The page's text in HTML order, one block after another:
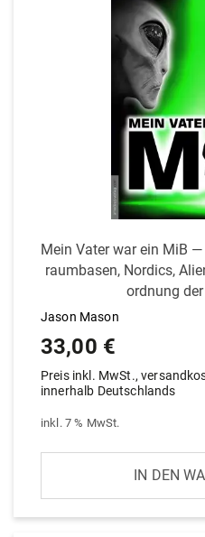
Mein Vater war ein MiB
raum­basen, Nordics,
ordnung
Jason Mason
33,00 €
Preis inkl. MwSt.,
innerhalb Deutschlands
inkl. 7 % MwSt.
IN DEN